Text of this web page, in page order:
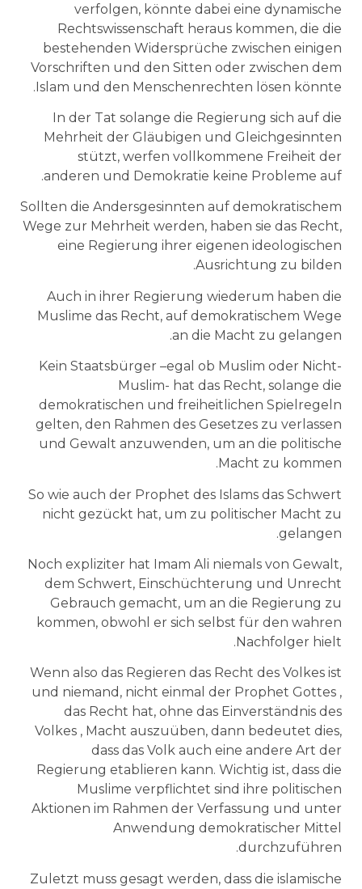
verfolgen, könnte dabei eine dynamische
Rechtswissenschaft heraus kommen, die die
bestehenden Widersprüche zwischen einigen
Vorschriften und den Sitten oder zwischen dem
Islam und den Menschenrechten lösen könnte.
In der Tat solange die Regierung sich auf die
Mehrheit der Gläubigen und Gleichgesinnten
stützt, werfen vollkommene Freiheit der
anderen und Demokratie keine Probleme auf.
Sollten die Andersgesinnten auf demokratischem
Wege zur Mehrheit werden, haben sie das Recht,
eine Regierung ihrer eigenen ideologischen
Ausrichtung zu bilden.
Auch in ihrer Regierung wiederum haben die
Muslime das Recht, auf demokratischem Wege
an die Macht zu gelangen.
Kein Staatsbürger –egal ob Muslim oder Nicht-
Muslim- hat das Recht, solange die
demokratischen und freiheitlichen Spielregeln
gelten, den Rahmen des Gesetzes zu verlassen
und Gewalt anzuwenden, um an die politische
Macht zu kommen.
So wie auch der Prophet des Islams das Schwert
nicht gezückt hat, um zu politischer Macht zu
gelangen.
Noch expliziter hat Imam Ali niemals von Gewalt,
dem Schwert, Einschüchterung und Unrecht
Gebrauch gemacht, um an die Regierung zu
kommen, obwohl er sich selbst für den wahren
Nachfolger hielt.
Wenn also das Regieren das Recht des Volkes ist
und niemand, nicht einmal der Prophet Gottes ,
das Recht hat, ohne das Einverständnis des
Volkes , Macht auszuüben, dann bedeutet dies,
dass das Volk auch eine andere Art der
Regierung etablieren kann. Wichtig ist, dass die
Muslime verpflichtet sind ihre politischen
Aktionen im Rahmen der Verfassung und unter
Anwendung demokratischer Mittel
durchzuführen.
Zuletzt muss gesagt werden, dass die islamische